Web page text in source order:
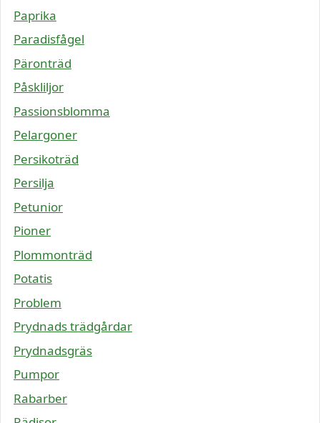
Paprika
Paradisfågel
Päronträd
Påskliljor
Passionsblomma
Pelargoner
Persikoträd
Persilja
Petunior
Pioner
Plommonträd
Potatis
Problem
Prydnads trädgårdar
Prydnadsgräs
Pumpor
Rabarber